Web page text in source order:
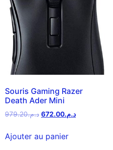
Souris Gaming Razer
Death Ader Mini
د.م.979.20 د.م.672.00
Ajouter au panier